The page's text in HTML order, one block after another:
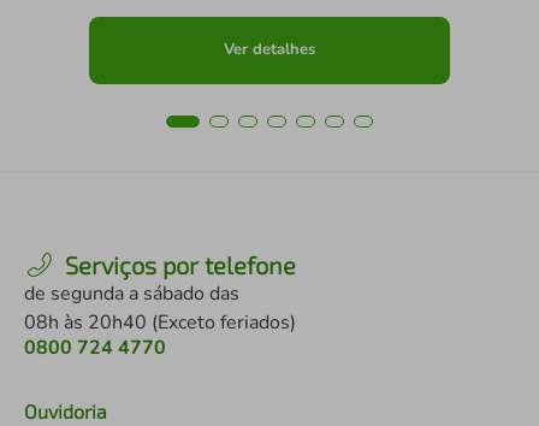
Ver detalhes
Serviços por telefone
de segunda a sábado das
08h às 20h40 (Exceto feriados)
0800 724 4770
Ouvidoria